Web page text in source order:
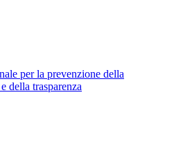
per la prevenzione della
della trasparenza